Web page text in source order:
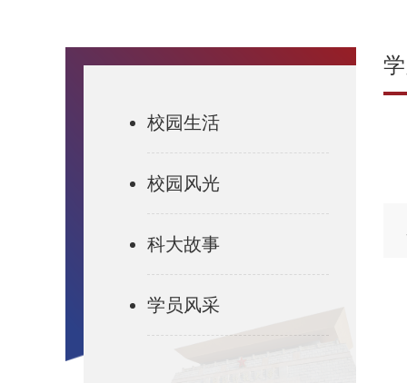
校园生活
校园风光
科大故事
学员风采